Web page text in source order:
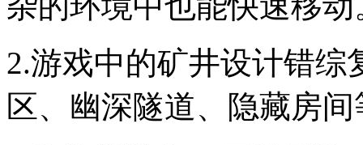
2.游戏中的矿井设计错
区、幽深隧道、隐藏房间